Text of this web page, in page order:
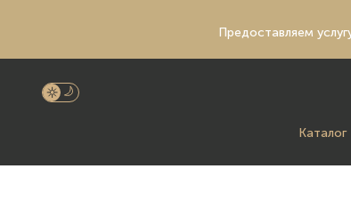
Предоставляем
Каталог